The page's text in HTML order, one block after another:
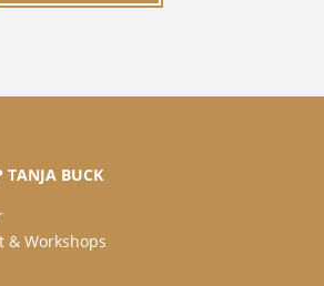
TANJA BUCK
& Workshops